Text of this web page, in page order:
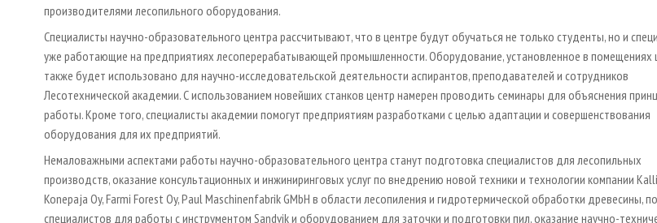
производителями лесопильного оборудования.
Специалисты научно-образовательного центра рассчитывают, что в цент­ре будут обучаться не только студенты, но и
уже работающие на предприятиях лесоперерабатывающей промышленности. Оборудование, установленное в помещениях
также будет использовано для научно-исследовательской деятельности аспирантов, преподавателей и сотрудников
Лесотехнической академии. С использованием новейших станков центр намерен проводить семинары для объяснения
работы. Кроме того, специалисты академии помогут предприятиям разработками с целью адаптации и совершенствования
оборудования для их предприятий.
Немаловажными аспектами работы научно-образовательного центра станут подготовка специалистов для лесопильных
производств, оказание консультационных и инжиниринговых услуг по внед­рению новой техники и технологии компании
Konepaja Oy, Farmi Forest Oy, Paul Maschinenfabrik GMbH в области лесопиления и гидротермической обработки древесины,
специалистов для работы с инструментом Sandvik и оборудованием для заточки и подготовки пил, оказание научно-